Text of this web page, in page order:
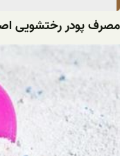
مصرف پودر رختشویی